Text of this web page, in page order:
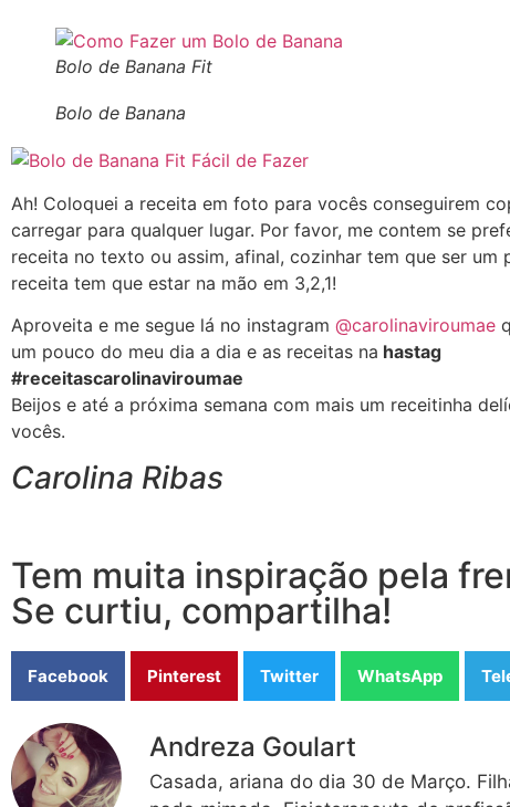
Bolo de Banana Fit
Bolo de Banana
Ah! Coloquei a receita em foto para vocês conseguirem
carregar para qualquer lugar. Por favor, me contem se
receita no texto ou assim, afinal, cozinhar tem que ser um
receita tem que estar na mão em 3,2,1!
Aproveita e me segue lá no instagram @carolinaviroumae
um pouco do meu dia a dia e as receitas na hastag
#receitascarolinaviroumae
Beijos e até a próxima semana com mais um receitinha
vocês.
Carolina Ribas
Tem muita inspiração pela
Se curtiu, compartilha!
Facebook Pinterest Twitter WhatsApp
Andreza Goulart
Casada, ariana do dia 30 de Março.